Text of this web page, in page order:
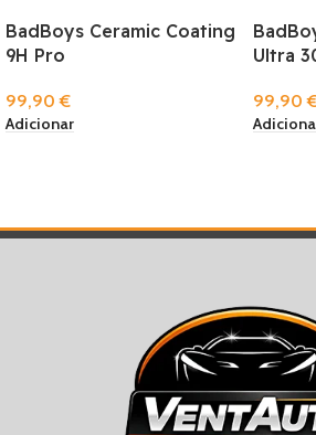
BadBoys Ceramic Coating
9H Pro
99,90€
Adicionar
Ultra
99,90